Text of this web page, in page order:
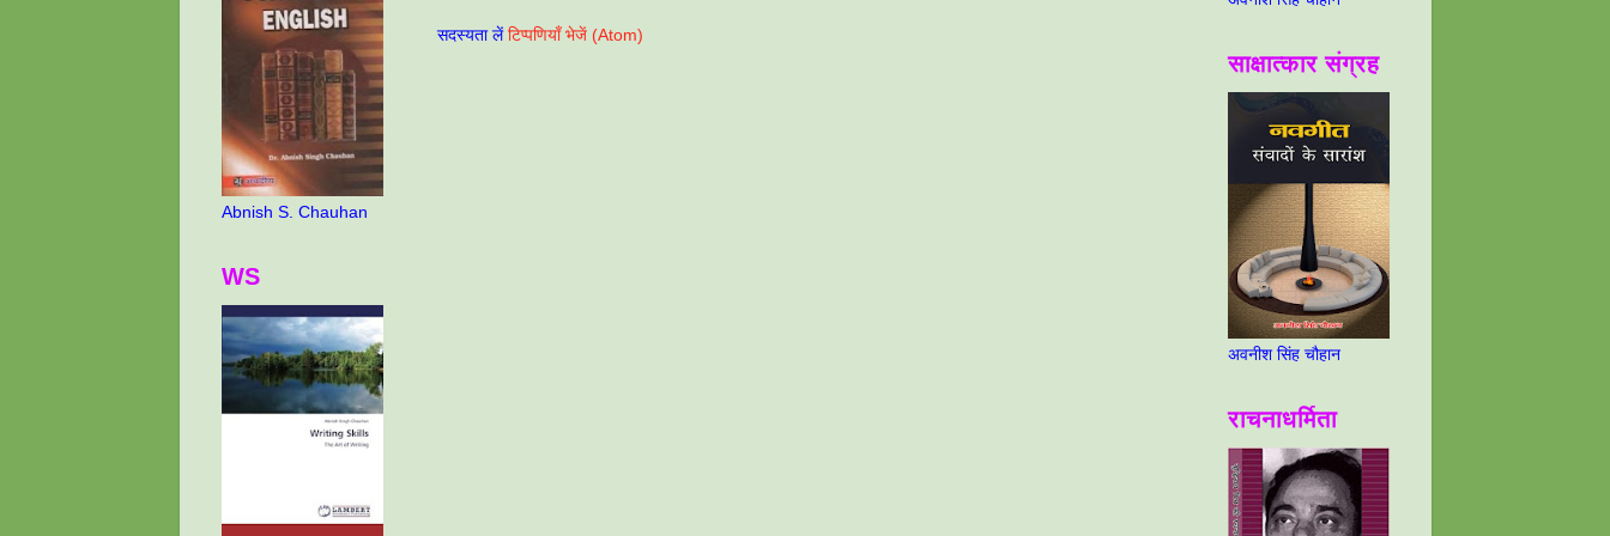
सदस्यता लें टिप्पणियाँ भेजें (Atom)
Abnish S. Chauhan
WS
साक्षात्कार संग्रह
अवनीश सिंह चौहान
राचनाधर्मिता